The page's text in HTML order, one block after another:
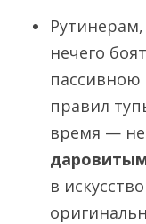
нечего
правил
время —
в